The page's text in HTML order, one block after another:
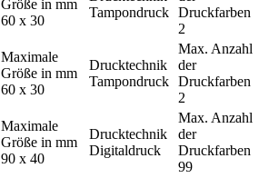
Größe in mm
60 x 30
Tampondruck Druckfarben
2
Maximale
Größe in mm
60 x 30
Drucktechnik
Tampondruck
Max. Anzahl
der
Druckfarben
2
Maximale
Größe in mm
90 x 40
Drucktechnik
Digitaldruck
Max. Anzahl
der
Druckfarben
99